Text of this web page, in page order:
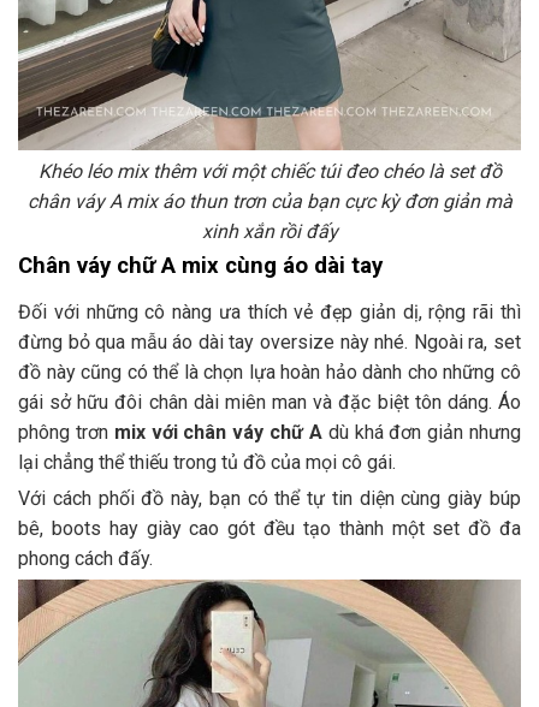
Khéo léo mix thêm với một chiếc túi đeo chéo là set đồ
chân váy A mix áo thun trơn của bạn cực kỳ đơn giản mà
xinh xắn rồi đấy
Chân váy chữ A mix cùng áo dài tay
Đối với những cô nàng ưa thích vẻ đẹp giản dị, rộng rãi thì
đừng bỏ qua mẫu áo dài tay oversize này nhé. Ngoài ra, set
đồ này cũng có thể là chọn lựa hoàn hảo dành cho những cô
gái sở hữu đôi chân dài miên man và đặc biệt tôn dáng. Áo
phông trơn mix với chân váy chữ Adù khá đơn giản nhưng
lại chẳng thể thiếu trong tủ đồ của mọi cô gái.
Với cách phối đồ này, bạn có thể tự tin diện cùng giày búp
bê, boots hay giày cao gót đều tạo thành một set đồ đa
phong cách đấy.